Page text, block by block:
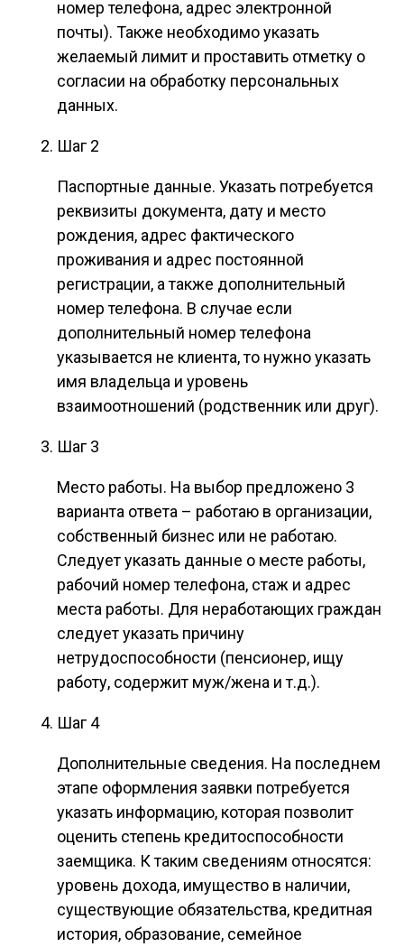
номер телефона, адрес электронной
почты). Также необходимо указать
желаемый лимит и проставить отметку о
согласии на обработку персональных
данных.
Шаг 2
Паспортные данные. Указать потребуется
реквизиты документа, дату и место
рождения, адрес фактического
проживания и адрес постоянной
регистрации, а также дополнительный
номер телефона. В случае если
дополнительный номер телефона
указывается не клиента, то нужно указать
имя владельца и уровень
взаимоотношений (родственник или друг).
Шаг 3
Место работы. На выбор предложено 3
варианта ответа – работаю в организации,
собственный бизнес или не работаю.
Следует указать данные о месте работы,
рабочий номер телефона, стаж и адрес
места работы. Для неработающих граждан
следует указать причину
нетрудоспособности (пенсионер, ищу
работу, содержит муж/жена и т.д.).
Шаг 4
Дополнительные сведения. На последнем
этапе оформления заявки потребуется
указать информацию, которая позволит
оценить степень кредитоспособности
заемщика. К таким сведениям относятся:
уровень дохода, имущество в наличии,
существующие обязательства, кредитная
история, образование, семейное